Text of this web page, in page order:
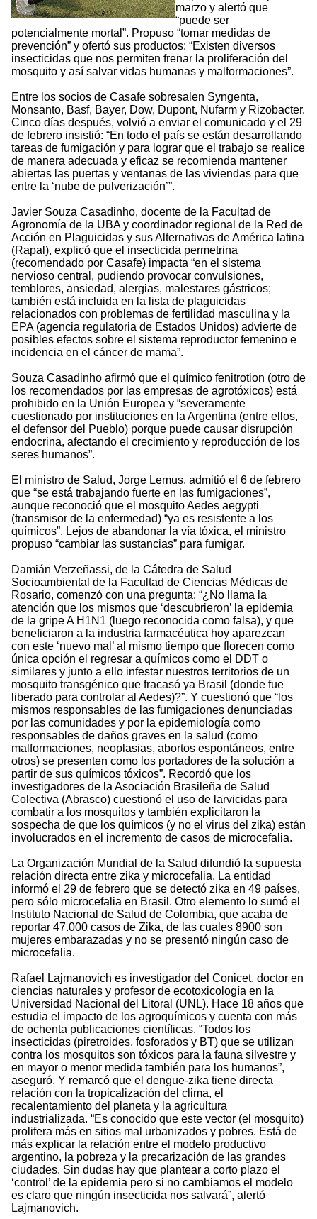
marzo y alertó que
“puede ser
potencialmente mortal”. Propuso “tomar medidas de
prevención” y ofertó sus productos: “Existen diversos
insecticidas que nos permiten frenar la proliferación del
mosquito y así salvar vidas humanas y malformaciones”.
Entre los socios de Casafe sobresalen Syngenta,
Monsanto, Basf, Bayer, Dow, Dupont, Nufarm y Rizobacter.
Cinco días después, volvió a enviar el comunicado y el 29
de febrero insistió: “En todo el país se están desarrollando
tareas de fumigación y para lograr que el trabajo se realice
de manera adecuada y eficaz se recomienda mantener
abiertas las puertas y ventanas de las viviendas para que
entre la ‘nube de pulverización’”.
Javier Souza Casadinho, docente de la Facultad de
Agronomía de la UBA y coordinador regional de la Red de
Acción en Plaguicidas y sus Alternativas de América latina
(Rapal), explicó que el insecticida permetrina
(recomendado por Casafe) impacta “en el sistema
nervioso central, pudiendo provocar convulsiones,
temblores, ansiedad, alergias, malestares gástricos;
también está incluida en la lista de plaguicidas
relacionados con problemas de fertilidad masculina y la
EPA (agencia regulatoria de Estados Unidos) advierte de
posibles efectos sobre el sistema reproductor femenino e
incidencia en el cáncer de mama”.
Souza Casadinho afirmó que el químico fenitrotion (otro de
los recomendados por las empresas de agrotóxicos) está
prohibido en la Unión Europea y “severamente
cuestionado por instituciones en la Argentina (entre ellos,
el defensor del Pueblo) porque puede causar disrupción
endocrina, afectando el crecimiento y reproducción de los
seres humanos”.
El ministro de Salud, Jorge Lemus, admitió el 6 de febrero
que “se está trabajando fuerte en las fumigaciones”,
aunque reconoció que el mosquito Aedes aegypti
(transmisor de la enfermedad) “ya es resistente a los
químicos”. Lejos de abandonar la vía tóxica, el ministro
propuso “cambiar las sustancias” para fumigar.
Damián Verzeñassi, de la Cátedra de Salud
Socioambiental de la Facultad de Ciencias Médicas de
Rosario, comenzó con una pregunta: “¿No llama la
atención que los mismos que ‘descubrieron’ la epidemia
de la gripe A H1N1 (luego reconocida como falsa), y que
beneficiaron a la industria farmacéutica hoy aparezcan
con este ‘nuevo mal’ al mismo tiempo que florecen como
única opción el regresar a químicos como el DDT o
similares y junto a ello infestar nuestros territorios de un
mosquito transgénico que fracasó ya Brasil (donde fue
liberado para controlar al Aedes)?”. Y cuestionó que “los
mismos responsables de las fumigaciones denunciadas
por las comunidades y por la epidemiología como
responsables de daños graves en la salud (como
malformaciones, neoplasias, abortos espontáneos, entre
otros) se presenten como los portadores de la solución a
partir de sus químicos tóxicos”. Recordó que los
investigadores de la Asociación Brasileña de Salud
Colectiva (Abrasco) cuestionó el uso de larvicidas para
combatir a los mosquitos y también explicitaron la
sospecha de que los químicos (y no el virus del zika) están
involucrados en el incremento de casos de microcefalia.
La Organización Mundial de la Salud difundió la supuesta
relación directa entre zika y microcefalia. La entidad
informó el 29 de febrero que se detectó zika en 49 países,
pero sólo microcefalia en Brasil. Otro elemento lo sumó el
Instituto Nacional de Salud de Colombia, que acaba de
reportar 47.000 casos de Zika, de las cuales 8900 son
mujeres embarazadas y no se presentó ningún caso de
microcefalia.
Rafael Lajmanovich es investigador del Conicet, doctor en
ciencias naturales y profesor de ecotoxicología en la
Universidad Nacional del Litoral (UNL). Hace 18 años que
estudia el impacto de los agroquímicos y cuenta con más
de ochenta publicaciones científicas. “Todos los
insecticidas (piretroides, fosforados y BT) que se utilizan
contra los mosquitos son tóxicos para la fauna silvestre y
en mayor o menor medida también para los humanos”,
aseguró. Y remarcó que el dengue-zika tiene directa
relación con la tropicalización del clima, el
recalentamiento del planeta y la agricultura
industrializada. “Es conocido que este vector (el mosquito)
prolifera más en sitios mal urbanizados y pobres. Está de
más explicar la relación entre el modelo productivo
argentino, la pobreza y la precarización de las grandes
ciudades. Sin dudas hay que plantear a corto plazo el
‘control’ de la epidemia pero si no cambiamos el modelo
es claro que ningún insecticida nos salvará”, alertó
Lajmanovich.